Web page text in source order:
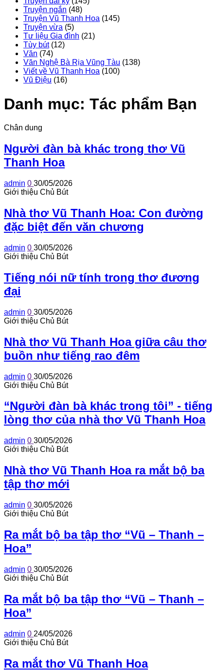
Truyện ngắn (48)
Truyện Vũ Thanh Hoa (145)
Truyện vừa (5)
Tư liệu Gia đình (21)
Tùy bút(12)
Văn (74)
Văn Nghệ Bà Rịa Vũng Tàu (138)
Viết về Vũ Thanh Hoa (100)
Vũ Điệu (16)
Danh mục: Tác phẩm Bạn
Chân dung
Người đàn bà khác trong thơ Vũ
Thanh Hoa
admin 0 30/05/2026
Giới thiệu Chủ Bút
Nhà thơ Vũ Thanh Hoa: Con đường
đặc biệt đến văn chương
admin 0 30/05/2026
Giới thiệu Chủ Bút
Tiếng nói nữ tính trong thơ đương
đại
admin 0 30/05/2026
Giới thiệu Chủ Bút
Nhà thơ Vũ Thanh Hoa giữa câu thơ
buồn như tiếng rao đêm
admin 0 30/05/2026
Giới thiệu Chủ Bút
“Người đàn bà khác trong tôi” - tiếng
lòng thơ của nhà thơ Vũ Thanh Hoa
admin 0 30/05/2026
Giới thiệu Chủ Bút
Nhà thơ Vũ Thanh Hoa ra mắt bộ ba
tập thơ mới
admin 0 30/05/2026
Giới thiệu Chủ Bút
Ra mắt bộ ba tập thơ “Vũ – Thanh –
Hoa”
admin 0 30/05/2026
Giới thiệu Chủ Bút
Ra mắt bộ ba tập thơ “Vũ – Thanh –
Hoa”
admin 0 24/05/2026
Giới thiệu Chủ Bút
Ra mắt thơ Vũ Thanh Hoa